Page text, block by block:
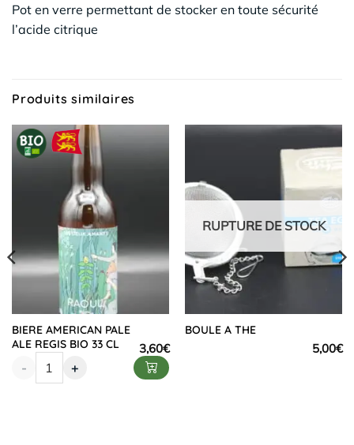
Pot en verre permettant de stocker en toute sécurité
l’acide citrique
Produits similaires
BIERE AMERICAN PALE
ALE REGIS BIO 33 CL
3,60€
-
+
RUPTURE DE STOCK
BOULE A THE
5,00€